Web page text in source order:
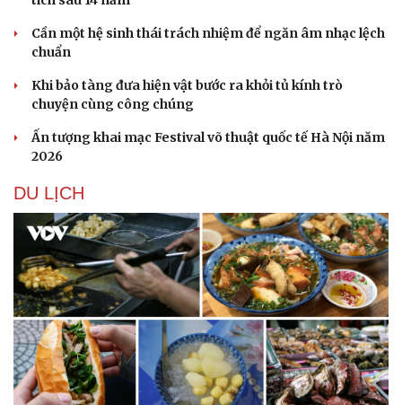
Cần một hệ sinh thái trách nhiệm để ngăn âm nhạc lệch
chuẩn
Khi bảo tàng đưa hiện vật bước ra khỏi tủ kính trò
chuyện cùng công chúng
Ấn tượng khai mạc Festival võ thuật quốc tế Hà Nội năm
2026
DU LỊCH